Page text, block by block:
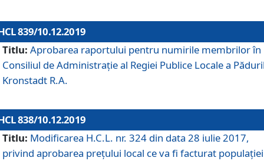
839/10.12.2019
Titlu: Aprobarea raportului pentru numirile membrilor în
Consiliul de Administraţie al Regiei Publice Locale a
Kronstadt R.A.
838/10.12.2019
Titlu: Modificarea H.C.L. nr. 324 din data 28 iulie 2017,
privind aprobarea preţului local ce va fi facturat